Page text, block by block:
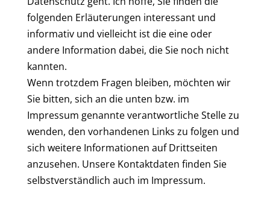
folgenden Erläuterungen interessant und
informativ und vielleicht ist die eine oder
andere Information dabei, die Sie noch nicht
kannten.
Wenn trotzdem Fragen bleiben, möchten wir
Sie bitten, sich an die unten bzw. im
Impressum genannte verantwortliche Stelle zu
wenden, den vorhandenen Links zu folgen und
sich weitere Informationen auf Drittseiten
anzusehen. Unsere Kontaktdaten finden Sie
selbstverständlich auch im Impressum.